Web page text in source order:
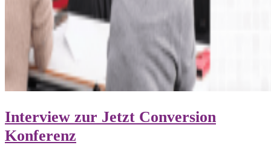
Interview zur Jetzt Conversion
Konferenz